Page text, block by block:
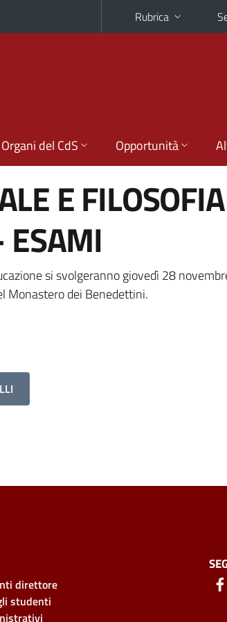
Rubrica
Organi del CdS Opportunità
E FILOSOFIA
ESAMI
si svolgeranno giovedì 28
Monastero dei Benedettini.
direttore
studenti